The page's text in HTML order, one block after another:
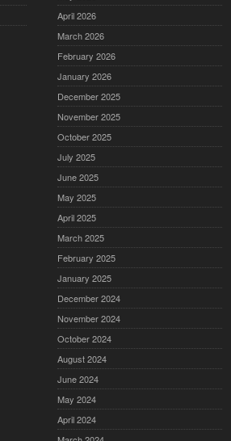
April 2026
March 2026
February 2026
January 2026
December 2025
November 2025
October 2025
July 2025
June 2025
May 2025
April 2025
March 2025
February 2025
January 2025
December 2024
November 2024
October 2024
August 2024
June 2024
May 2024
April 2024